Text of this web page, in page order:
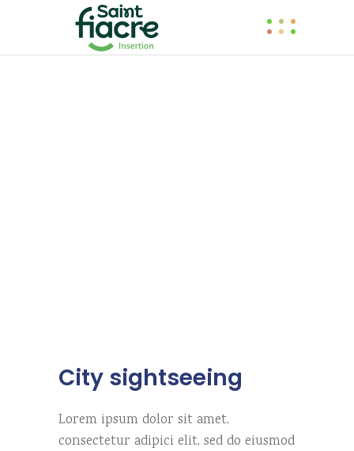
City sightseeing
Lorem ipsum dolor sit amet,
consectetur adipici elit, sed do eiusmod